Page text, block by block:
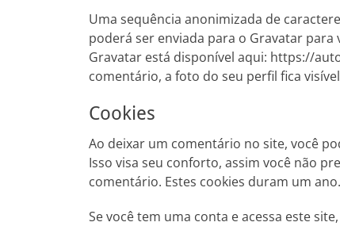
Uma sequência anonimizada de
poderá ser enviada para o Gravatar
Gravatar está disponível aqui: https://
comentário, a foto do seu perfil fica
Cookies
Ao deixar um comentário no site, você
Isso visa seu conforto, assim você não
comentário. Estes cookies duram um ano.
Se você tem uma conta e acessa este